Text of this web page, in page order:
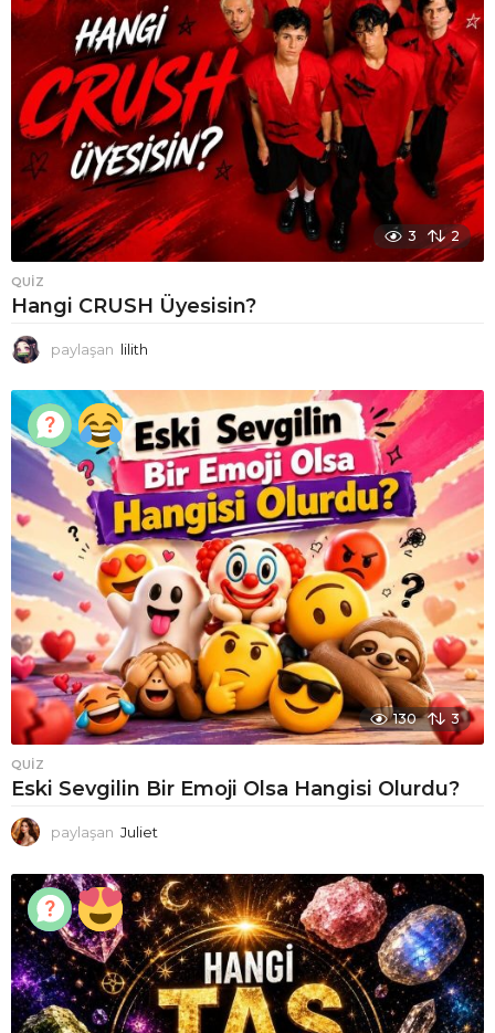
3 2
QUIZ
Hangi CRUSH Üyesisin?
paylaşan lilith
130 3
QUIZ
Eski Sevgilin Bir Emoji Olsa Hangisi Olurdu?
paylaşan Juliet